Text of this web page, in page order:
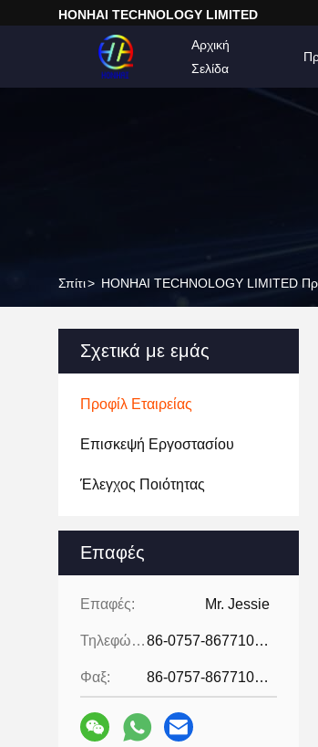
HONHAI TECHNOLOGY LIMITED
Αρχική
Σελίδα
Σπίτι> HONHAI TECHNOLOGY LIMITED
Σχετικά με εμάς
Προφίλ Εταιρείας
Επισκεψή Εργοστασίου
Έλεγχος Ποιότητας
Επαφές
Επαφές: Mr. Jessie
Τηλεφώνημα: 86-0757-86771039
Φαξ: 86-0757-86771039